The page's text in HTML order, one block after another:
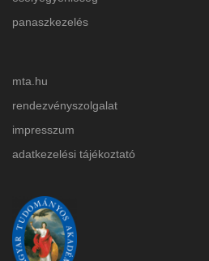
panaszkezelés
mta.hu
rendezvényszolgalat
impresszum
adatkezelési tájékoztató